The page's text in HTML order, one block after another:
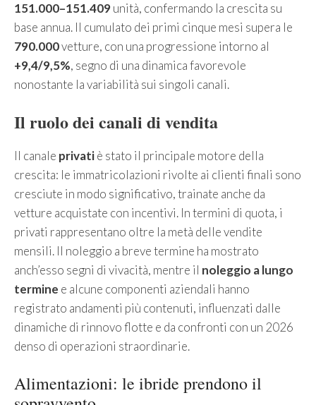
151.000–151.409unità, confermando la crescita su
base annua. Il cumulato dei primi cinque mesi supera le
790.000vetture, con una progressione intorno al
+9,4/9,5%, segno di una dinamica favorevole
nonostante la variabilità sui singoli canali.
Il ruolo dei canali di vendita
Il canale privatiè stato il principale motore della
crescita: le immatricolazioni rivolte ai clienti finali sono
cresciute in modo significativo, trainate anche da
vetture acquistate con incentivi. In termini di quota, i
privati rappresentano oltre la metà delle vendite
mensili. Il noleggio a breve termine ha mostrato
anch’esso segni di vivacità, mentre il noleggio a lungo
termine e alcune componenti aziendali hanno
registrato andamenti più contenuti, influenzati dalle
dinamiche di rinnovo flotte e da confronti con un 2026
denso di operazioni straordinarie.
Alimentazioni: le ibride prendono il